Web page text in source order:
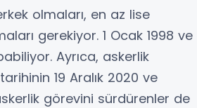
olmaları, en az lise
gerekiyor. 1 Ocak 1998 ve
Ayrıca, askerlik
19 Aralık 2020 ve
görevini sürdürenler de